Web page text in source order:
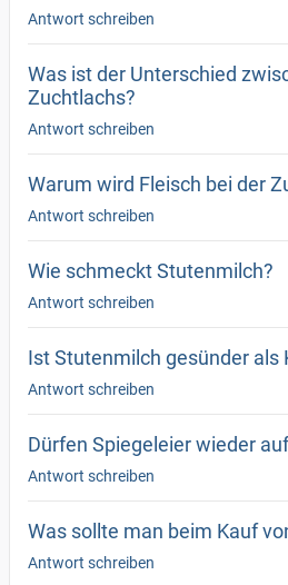
Antwort schreiben
Was ist der Unterschied
Zuchtlachs?
Antwort schreiben
Warum wird Fleisch bei der
Antwort schreiben
Wie schmeckt Stutenmilch?
Antwort schreiben
Ist Stutenmilch gesünder als
Antwort schreiben
Dürfen Spiegeleier wieder
Antwort schreiben
Was sollte man beim Kauf
Antwort schreiben